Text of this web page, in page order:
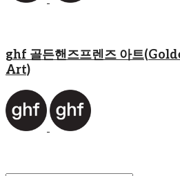
ghf 골든핸즈프렌즈 아트
Art)